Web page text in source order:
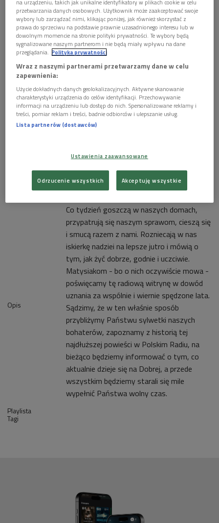
AUDIO 1 plik
 41'10
Matysiakowie 1 października godz. 13:14
Matysiakowie 1 października godz. 13:14
Opis
Co tydzień goszczą w naszych domach,
przypatrują się naszym sprawom, cieszą się
i smucą razem z nami. Rozniecają w nas
iskierkę nadziei na lepsze jutro i mówią o
tym, jak żyć dobrze, godnie i uczciwie.
Matysiakom - bo o nich oczywiście mowa -
poświęcamy tę radiową witrynę w dowód
uznania za wspólnie i wiernie spędzone lata.
Sądzimy, że w ten właśnie sposób
przybliżymy Państwu sylwetki naszych
bohaterów, zapoznamy z historią tej
najdłuższej powieści w Polskim Radiu, na
bieżąco będziemy informować o tym, co
aktualnie dzieje się na Dobrej, a przede
wszystkim będziemy starali się mile
wypełnić Państwa wolny czas.
Playlista
Tagi
na urządzeniu, takich jak unikalne identyfikatory w plikach cookie w celu
przetwarzania danych osobowych. Użytkownik może zaakceptować swoje
wybory lub zarządzać nimi, klikając poniżej, jak również skorzystać z
prawa do sprzeciwu na podstawie prawnie uzasadnionego interesu lub w
dowolnym momencie na stronie polityki prywatności. Te wybory będą
sygnalizowane naszym partnerom i nie będą miały wpływu na dane
przeglądania. Polityka prywatności
Wraz z naszymi partnerami przetwarzamy dane w celu
zapewnienia:
Użycie dokładnych danych geolokalizacyjnych. Aktywne skanowanie
charakterystyki urządzenia do celów identyfikacji. Przechowywanie
informacji na urządzeniu lub dostęp do nich. Spersonalizowane reklamy i
treści, pomiar reklam i treści, badnie odbiorców i ulepszanie usług.
Lista partnerów (dostawców)
Ustawienia zaawansowane
Odrzucenie wszystkich Akceptuję wszystkie